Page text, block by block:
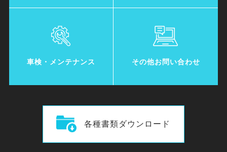
車検・メンテナンス その他お問い合わせ
各種書類ダウンロード